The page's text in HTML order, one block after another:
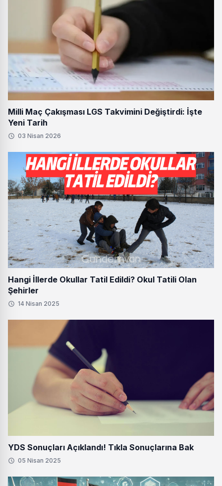
Milli Maç Çakışması LGS Takvimini Değiştirdi: İşte
Yeni Tarih
03 Nisan 2026
Hangi İllerde Okullar Tatil Edildi? Okul Tatili Olan
Şehirler
14 Nisan 2025
YDS Sonuçları Açıklandı! Tıkla Sonuçlarına Bak
05 Nisan 2025